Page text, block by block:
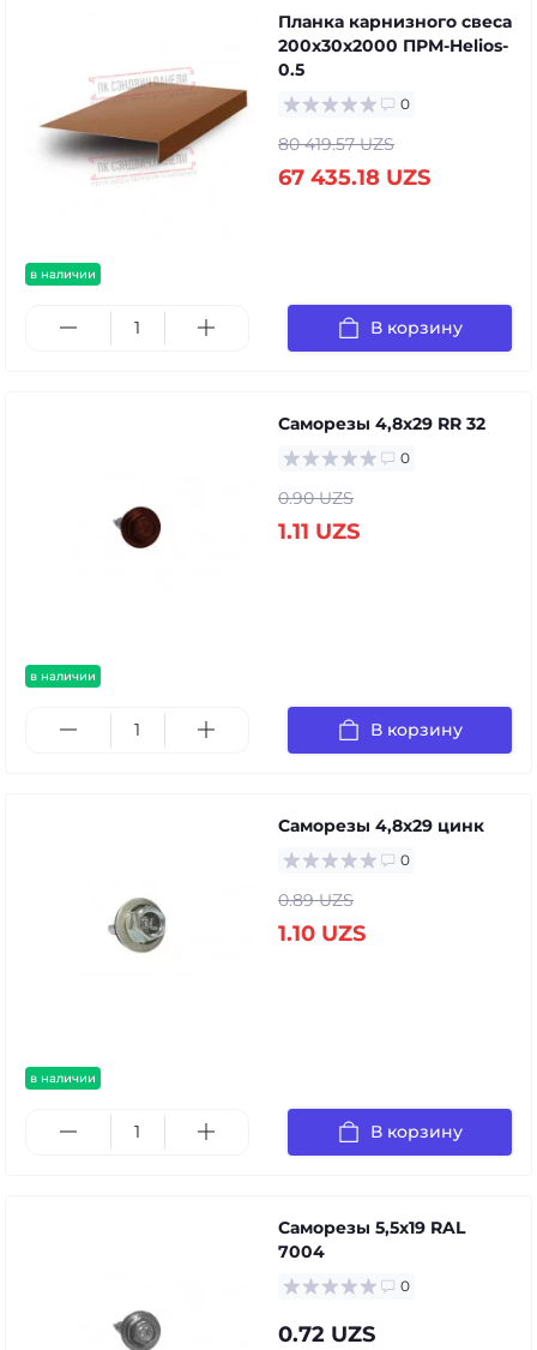
в наличии
Планка карнизного свеса
200х30х2000 ПРМ-Helios-
0.5
0
80 419.57 UZS
67 435.18 UZS
В корзину
в наличии
Саморезы 4,8х29 RR 32
0
0.90 UZS
1.11 UZS
В корзину
в наличии
Саморезы 4,8х29 цинк
0
0.89 UZS
1.10 UZS
В корзину
Саморезы 5,5х19 RAL
7004
0
0.72 UZS